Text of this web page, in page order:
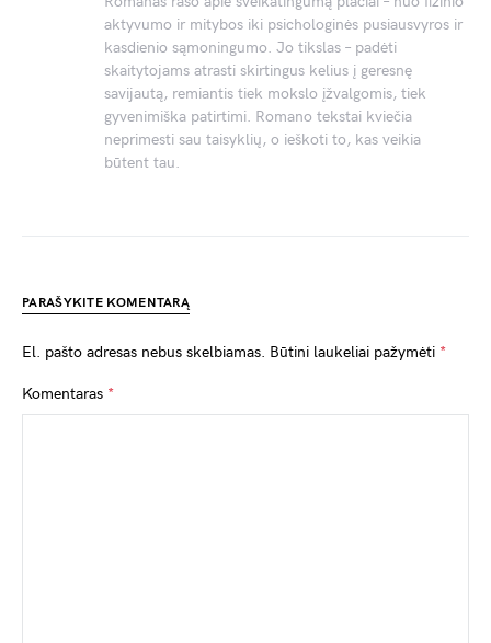
aktyvumo ir mitybos iki psichologinės pusiausvyros ir
kasdienio sąmoningumo. Jo tikslas – padėti
skaitytojams atrasti skirtingus kelius į geresnę
savijautą, remiantis tiek mokslo įžvalgomis, tiek
gyvenimiška patirtimi. Romano tekstai kviečia
neprimesti sau taisyklių, o ieškoti to, kas veikia
būtent tau.
PARAŠYKITE KOMENTARĄ
El. pašto adresas nebus skelbiamas. Būtini laukeliai pažymėti *
Komentaras *